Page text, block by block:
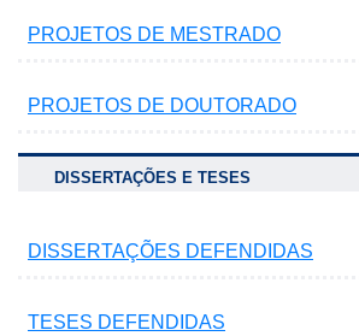
PROJETOS DE MESTRADO
PROJETOS DE DOUTORADO
DISSERTAÇÕES E TESES
DISSERTAÇÕES DEFENDIDAS
TESES DEFENDIDAS